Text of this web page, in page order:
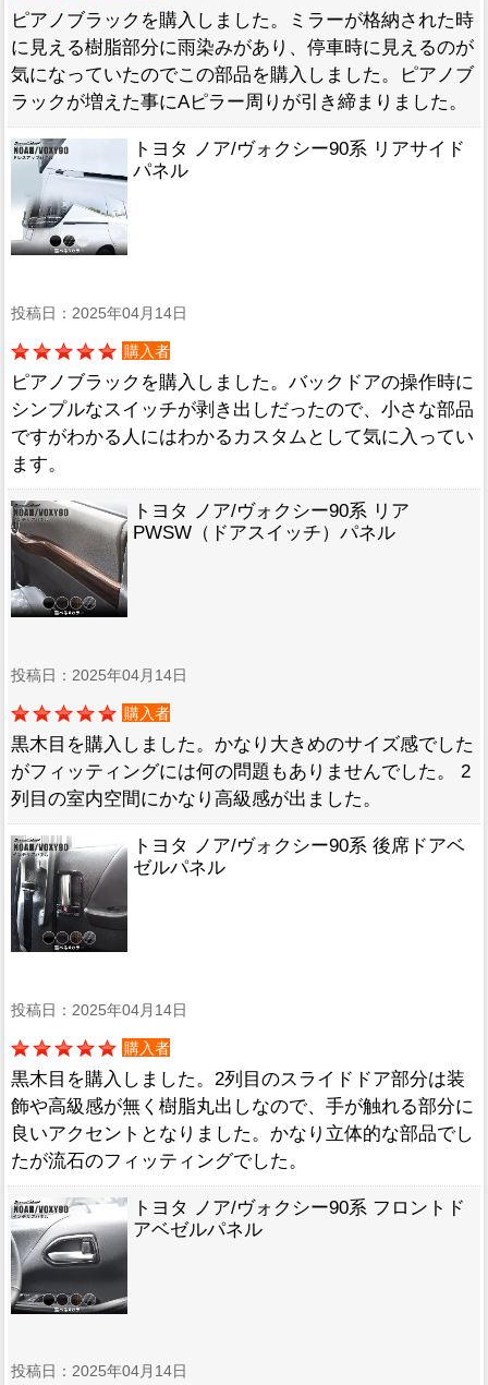
ピアノブラックを購入しました。ミラーが格納された時
に見える樹脂部分に雨染みがあり、停車時に見えるのが
気になっていたのでこの部品を購入しました。ピアノブ
ラックが増えた事にAピラー周りが引き締まりました。
トヨタ ノア/ヴォクシー90系 リアサイド
パネル
投稿日：2025年04月14日
購入者
ピアノブラックを購入しました。バックドアの操作時に
シンプルなスイッチが剥き出しだったので、小さな部品
ですがわかる人にはわかるカスタムとして気に入ってい
ます。
トヨタ ノア/ヴォクシー90系 リア
PWSW（ドアスイッチ）パネル
投稿日：2025年04月14日
購入者
黒木目を購入しました。かなり大きめのサイズ感でした
がフィッティングには何の問題もありませんでした。 2
列目の室内空間にかなり高級感が出ました。
トヨタ ノア/ヴォクシー90系 後席ドアベ
ゼルパネル
投稿日：2025年04月14日
購入者
黒木目を購入しました。2列目のスライドドア部分は装
飾や高級感が無く樹脂丸出しなので、手が触れる部分に
良いアクセントとなりました。かなり立体的な部品でし
たが流石のフィッティングでした。
トヨタ ノア/ヴォクシー90系 フロントド
アベゼルパネル
投稿日：2025年04月14日